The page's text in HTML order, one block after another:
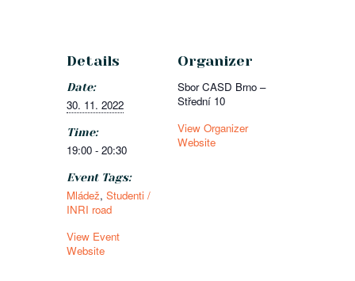
Details
Date:
30. 11. 2022
Time:
19:00 - 20:30
Event Tags:
Mládež, Studenti /
INRI road
View Event
Website
Organizer
Sbor CASD Brno –
Střední 10
View Organizer
Website